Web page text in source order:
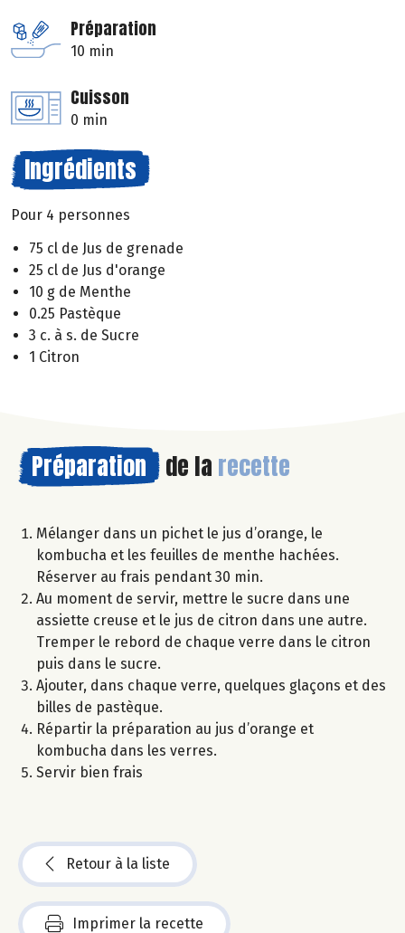
Préparation
10 min
Cuisson
0 min
Ingrédients
Pour 4 personnes
75 cl de Jus de grenade
25 cl de Jus d'orange
10 g de Menthe
0.25 Pastèque
3 c. à s. de Sucre
1 Citron
Préparation de la recette
Mélanger dans un pichet le jus d’orange, le
kombucha et les feuilles de menthe hachées.
Réserver au frais pendant 30 min.
Au moment de servir, mettre le sucre dans une
assiette creuse et le jus de citron dans une autre.
Tremper le rebord de chaque verre dans le citron
puis dans le sucre.
Ajouter, dans chaque verre, quelques glaçons et des
billes de pastèque.
Répartir la préparation au jus d’orange et
kombucha dans les verres.
Servir bien frais
Retour à la liste
Imprimer la recette